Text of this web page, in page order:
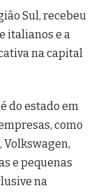
Sul, recebeu
italianos e a
na capital
do estado em
como
Volkswagen,
e pequenas
na